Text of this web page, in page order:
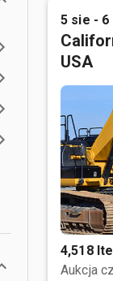
5 sie - 6
USA
4,518
Aukcja